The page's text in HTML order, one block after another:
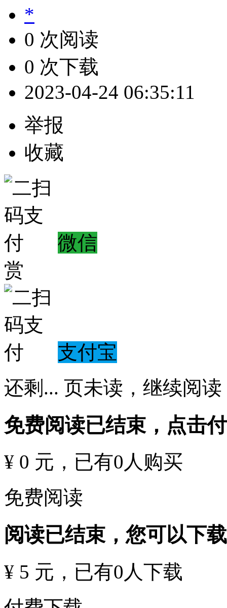
*
0 次阅读
0 次下载
2023-04-24 06:35:11
举报
收藏
微信
赏
支付宝
还剩 ... 页未读， 继续阅读
免费阅读已结束，点击
¥ 0 元 ，已有0 人购买
免费阅读
阅读已结束，您可以下
¥ 5 元 ，已有0 人下载